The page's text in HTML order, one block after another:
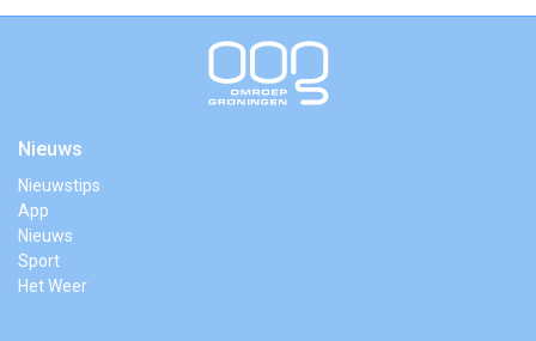
Nieuws
Nieuwstips
App
Nieuws
Sport
Het Weer